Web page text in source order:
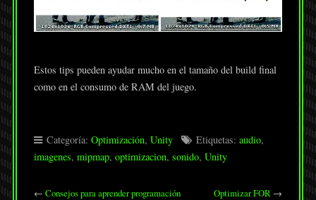
Estos tips pueden ayudar mucho en el tamaño del build final
como en el consumo de RAM del juego.
Categoría: Optimización, Unity Etiquetas: audio,
imagenes, mipmap, optimizacion, sonido, Unity
← Consejos para aprender programación Optimizar FOR →